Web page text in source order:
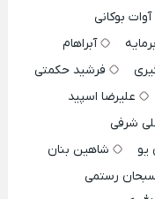
آوات بوکانی
آبراهام
فرشید حکمتی
علیرضا اسپید
شرفی
یو
شاهین بنان
رستمی